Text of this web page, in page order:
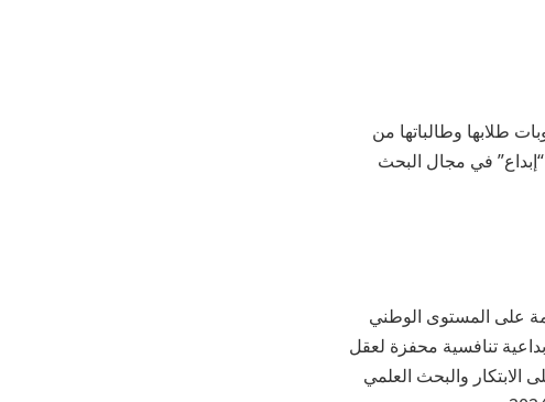
طلابها وطالباتها من
“إبداع” في مجال البحث
على المستوى الوطني
تنافسية محفزة لعقل
الابتكار والبحث العلمي